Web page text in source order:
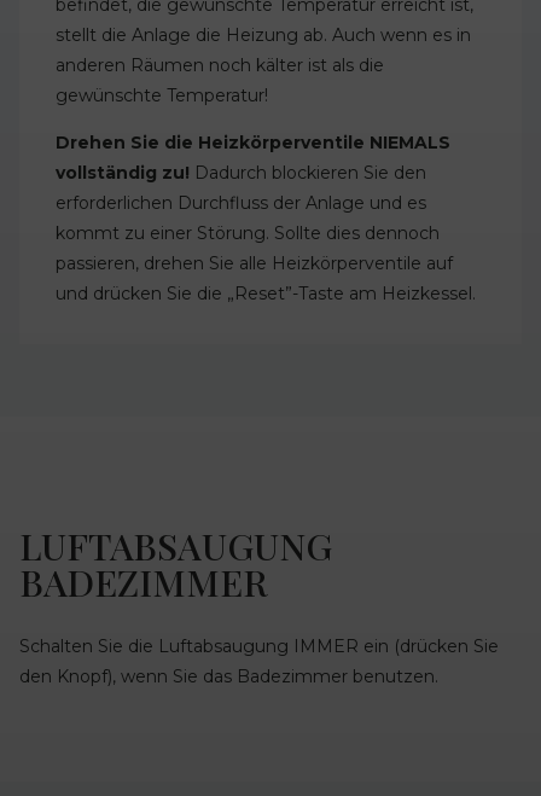
befindet, die gewünschte Temperatur erreicht ist,
stellt die Anlage die Heizung ab. Auch wenn es in
anderen Räumen noch kälter ist als die
gewünschte Temperatur!
Drehen Sie die Heizkörperventile NIEMALS
vollständig zu! Dadurch blockieren Sie den
erforderlichen Durchfluss der Anlage und es
kommt zu einer Störung. Sollte dies dennoch
passieren, drehen Sie alle Heizkörperventile auf
und drücken Sie die „Reset”-Taste am Heizkessel.
LUFTABSAUGUNG
BADEZIMMER
Schalten Sie die Luftabsaugung IMMER ein (drücken Sie
den Knopf), wenn Sie das Badezimmer benutzen.